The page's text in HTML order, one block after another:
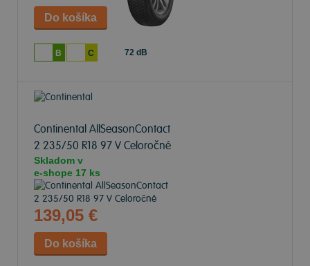
B C 72 dB
Continental AllSeasonContact
2 235/50 R18 97 V Celoročné
Skladom v
e-shope 17 ks
139,05 €